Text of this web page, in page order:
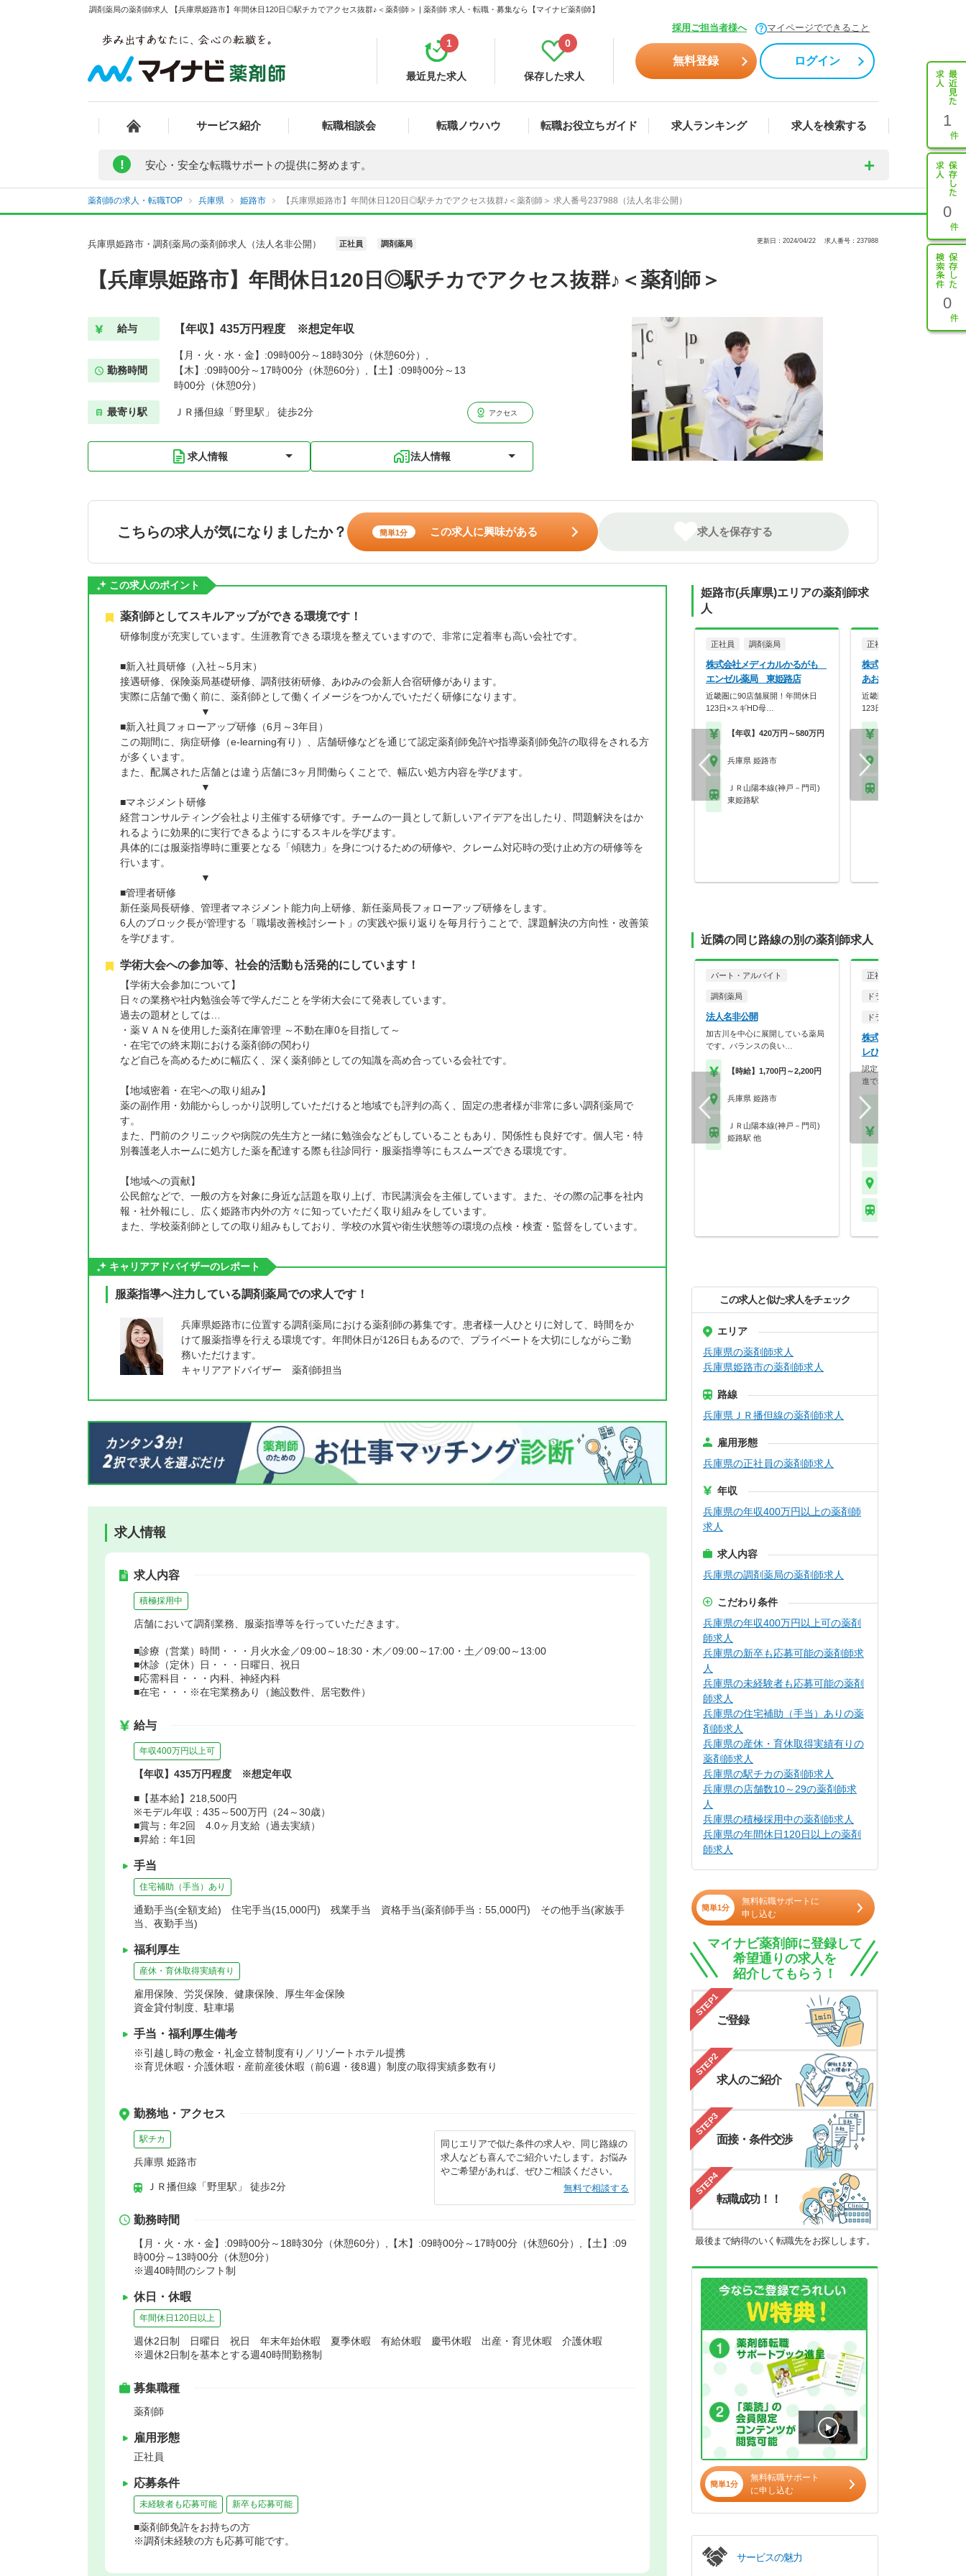
調剤薬局の薬剤師求人 【兵庫県姫路市】年間休日120日◎駅チカでアクセス抜群♪＜薬剤師＞ | 薬剤師 求人・転職・募集なら【マイナビ薬剤師】
採用ご担当者様へ マイページでできること
最近見た求人
1
保存した求人
0
無料登録 ログイン
サービス紹介 転職相談会 転職ノウハウ 転職お役立ちガイド 求人ランキング 求人を検索する 1
0
0
! 安心・安全な転職サポートの提供に努めます。
薬剤師の求人・転職TOP 兵庫県 姫路市 【兵庫県姫路市】年間休日120日◎駅チカでアクセス抜群♪＜薬剤師＞ 求人番号237988（法人名非公開）
兵庫県姫路市・調剤薬局の薬剤師求人（法人名非公開） 正社員 調剤薬局 更新日：2024/04/22 求人番号：237988
【兵庫県姫路市】年間休日120日◎駅チカでアクセス抜群♪＜薬剤師＞
給与 【年収】435万円程度 ※想定年収
勤務時間
【月・火・水・金】:09時00分～18時30分（休憩60分）,
【木】:09時00分～17時00分（休憩60分）,【土】:09時00分～13
時00分（休憩0分）
最寄り駅 ＪＲ播但線「野里駅」 徒歩2分 アクセス
求人情報 法人情報
こちらの求人が気になりましたか？ 簡単1分 この求人に興味がある 求人を保存する
この求人のポイント
薬剤師としてスキルアップができる環境です！
研修制度が充実しています。生涯教育できる環境を整えていますので、非常に定着率も高い会社です。
■新入社員研修（入社～5月末）
接遇研修、保険薬局基礎研修、調剤技術研修、あゆみの会新人合宿研修があります。
実際に店舗で働く前に、薬剤師として働くイメージをつかんでいただく研修になります。
▼
■新入社員フォローアップ研修（6月～3年目）
この期間に、病症研修（e-learning有り）、店舗研修などを通じて認定薬剤師免許や指導薬剤師免許の取得をされる方
が多くいます。
また、配属された店舗とは違う店舗に3ヶ月間働らくことで、幅広い処方内容を学びます。
▼
■マネジメント研修
経営コンサルティング会社より主催する研修です。チームの一員として新しいアイデアを出したり、問題解決をはか
れるように効果的に実行できるようにするスキルを学びます。
具体的には服薬指導時に重要となる「傾聴力」を身につけるための研修や、クレーム対応時の受け止め方の研修等を
行います。
▼
■管理者研修
新任薬局長研修、管理者マネジメント能力向上研修、新任薬局長フォローアップ研修をします。
6人のブロック長が管理する「職場改善検討シート」の実践や振り返りを毎月行うことで、課題解決の方向性・改善策
を学びます。
学術大会への参加等、社会的活動も活発的にしています！
【学術大会参加について】
日々の業務や社内勉強会等で学んだことを学術大会にて発表しています。
過去の題材としては…
・薬ＶＡＮを使用した薬剤在庫管理 ～不動在庫0を目指して～
・在宅での終末期における薬剤師の関わり
など自己を高めるために幅広く、深く薬剤師としての知識を高め合っている会社です。
【地域密着・在宅への取り組み】
薬の副作用・効能からしっかり説明していただけると地域でも評判の高く、固定の患者様が非常に多い調剤薬局で
す。
また、門前のクリニックや病院の先生方と一緒に勉強会などもしていることもあり、関係性も良好です。個人宅・特
別養護老人ホームに処方した薬を配達する際も往診同行・服薬指導等にもスムーズできる環境です。
【地域への貢献】
公民館などで、一般の方を対象に身近な話題を取り上げ、市民講演会を主催しています。また、その際の記事を社内
報・社外報にし、広く姫路市内外の方々に知っていただく取り組みをしています。
また、学校薬剤師としての取り組みもしており、学校の水質や衛生状態等の環境の点検・検査・監督をしています。
キャリアアドバイザーのレポート
服薬指導へ注力している調剤薬局での求人です！
兵庫県姫路市に位置する調剤薬局における薬剤師の募集です。患者様一人ひとりに対して、時間をか
けて服薬指導を行える環境です。年間休日が126日もあるので、プライベートを大切にしながらご勤
務いただけます。
キャリアアドバイザー 薬剤師担当
求人情報
求人内容
積極採用中
店舗において調剤業務、服薬指導等を行っていただきます。
■診療（営業）時間・・・月火水金／09:00～18:30・木／09:00～17:00・土／09:00～13:00
■休診（定休）日・・・日曜日、祝日
■応需科目・・・内科、神経内科
■在宅・・・※在宅業務あり（施設数件、居宅数件）
給与
年収400万円以上可
【年収】435万円程度 ※想定年収
■【基本給】218,500円
※モデル年収：435～500万円（24～30歳）
■賞与：年2回 4.0ヶ月支給（過去実績）
■昇給：年1回
手当
住宅補助（手当）あり
通勤手当(全額支給) 住宅手当(15,000円) 残業手当 資格手当(薬剤師手当：55,000円) その他手当(家族手
当、夜勤手当)
福利厚生
産休・育休取得実績有り
雇用保険、労災保険、健康保険、厚生年金保険
資金貸付制度、駐車場
手当・福利厚生備考
※引越し時の敷金・礼金立替制度有り／リゾートホテル提携
※育児休暇・介護休暇・産前産後休暇（前6週・後8週）制度の取得実績多数有り
勤務地・アクセス
駅チカ
兵庫県 姫路市
ＪＲ播但線「野里駅」 徒歩2分
同じエリアで似た条件の求人や、同じ路線の
求人なども喜んでご紹介いたします。お悩み
やご希望があれば、ぜひご相談ください。
無料で相談する
勤務時間
【月・火・水・金】:09時00分～18時30分（休憩60分）,【木】:09時00分～17時00分（休憩60分）,【土】:09
時00分～13時00分（休憩0分）
※週40時間のシフト制
休日・休暇
年間休日120日以上
週休2日制 日曜日 祝日 年末年始休暇 夏季休暇 有給休暇 慶弔休暇 出産・育児休暇 介護休暇
※週休2日制を基本とする週40時間勤務制
募集職種
薬剤師
雇用形態
正社員
応募条件
未経験者も応募可能 新卒も応募可能
■薬剤師免許をお持ちの方
※調剤未経験の方も応募可能です。
姫路市(兵庫県)エリアの薬剤師求
人
正社員 調剤薬局
株式会社メディカルかるがも
エンゼル薬局 東姫路店
近畿圏に90店舗展開！年間休日
123日×スギHD母…
【年収】420万円～580万円
兵庫県 姫路市
ＪＲ山陽本線(神戸－門司)
東姫路駅
正社員
株式会社メディカルかる
あおぞら薬局
近畿圏に90店舗展開！年間
123日×スギHD母…
近隣の同じ路線の別の薬剤師求人
パート・アルバイト
調剤薬局
法人名非公開
加古川を中心に展開している薬局
です。バランスの良い…
【時給】1,700円～2,200円
兵庫県 姫路市
ＪＲ山陽本線(神戸－門司)
姫路駅 他
正社員
ドラッグストア（調剤併設
ドラッグストア（OTCのみ
株式会社ププレひまわり
レひまわり薬局 香寺店
認定薬剤師単位も社内取得！
進で相談しやすい環…
この求人と似た求人をチェック
エリア
兵庫県の薬剤師求人
兵庫県姫路市の薬剤師求人
路線
兵庫県ＪＲ播但線の薬剤師求人
雇用形態
兵庫県の正社員の薬剤師求人
年収
兵庫県の年収400万円以上の薬剤師
求人
求人内容
兵庫県の調剤薬局の薬剤師求人
こだわり条件
兵庫県の年収400万円以上可の薬剤
師求人
兵庫県の新卒も応募可能の薬剤師求
人
兵庫県の未経験者も応募可能の薬剤
師求人
兵庫県の住宅補助（手当）ありの薬
剤師求人
兵庫県の産休・育休取得実績有りの
薬剤師求人
兵庫県の駅チカの薬剤師求人
兵庫県の店舗数10～29の薬剤師求
人
兵庫県の積極採用中の薬剤師求人
兵庫県の年間休日120日以上の薬剤
師求人
簡単1分
無料転職サポートに
申し込む
マイナビ薬剤師に登録して
希望通りの求人を
紹介してもらう！
STEP1
ご登録
STEP2
求人のご紹介
STEP3
面接・条件交渉
STEP4
転職成功！！
最後まで納得のいく転職先をお探しします。
簡単1分
無料転職サポート
に申し込む
サービスの魅力